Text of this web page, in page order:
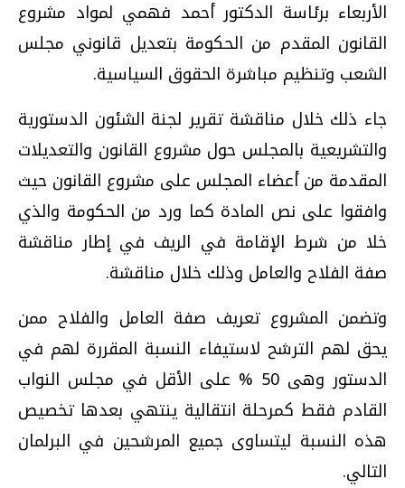
الأربعاء برئاسة الدكتور أحمد فهمي لمواد مشروع
القانون المقدم من الحكومة بتعديل قانوني مجلس
الشعب وتنظيم مباشرة الحقوق السياسية.
جاء ذلك خلال مناقشة تقرير لجنة الشئون الدستورية
والتشريعية بالمجلس حول مشروع القانون والتعديلات
المقدمة من أعضاء المجلس على مشروع القانون حيث
وافقوا على نص المادة كما ورد من الحكومة والذي
خلا من شرط الإقامة في الريف في إطار مناقشة
صفة الفلاح والعامل وذلك خلال مناقشة.
وتضمن المشروع تعريف صفة العامل والفلاح ممن
يحق لهم الترشح لاستيفاء النسبة المقررة لهم في
الدستور وهى 50 % على الأقل في مجلس النواب
القادم فقط كمرحلة انتقالية ينتهي بعدها تخصيص
هذه النسبة ليتساوى جميع المرشحين في البرلمان
التالي.